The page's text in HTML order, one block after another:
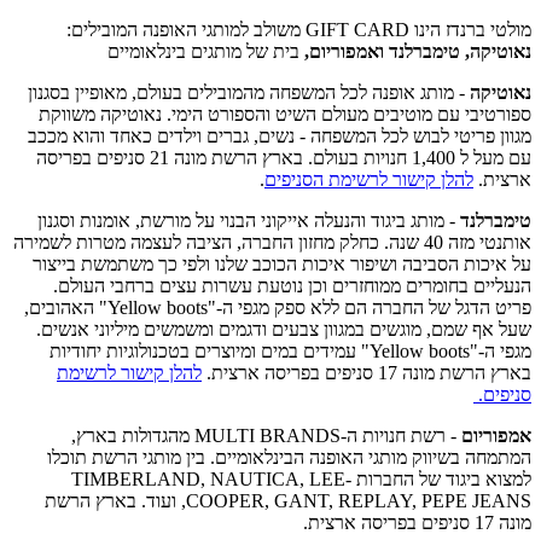
מולטי ברנדז הינו GIFT CARD משולב למותגי האופנה המובילים:
נאוטיקה, טימברלנד ואמפוריום, בית של מותגים בינלאומיים
נאוטיקה - מותג אופנה לכל המשפחה מהמובילים בעולם, מאופיין בסגנון
ספורטיבי עם מוטיבים מעולם השיט והספורט הימי. נאוטיקה משווקת
מגוון פריטי לבוש לכל המשפחה - נשים, גברים וילדים כאחד והוא מככב
עם מעל ל 1,400 חנויות בעולם. בארץ הרשת מונה 21 סניפים בפריסה
ארצית. להלן קישור לרשימת הסניפים.
טימברלנד - מותג ביגוד והנעלה אייקוני הבנוי על מורשת, אומנות וסגנון
אותנטי מזה 40 שנה. כחלק מחזון החברה, הציבה לעצמה מטרות לשמירה
על איכות הסביבה ושיפור איכות הכוכב שלנו ולפי כך משתמשת בייצור
הנעליים בחומרים ממוחזרים וכן נוטעת עשרות עצים ברחבי העולם.
פריט הדגל של החברה הם ללא ספק מגפי ה-"Yellow boots" האהובים,
שעל אף שמם, מוגשים במגוון צבעים ודגמים ומשמשים מיליוני אנשים.
מגפי ה-"Yellow boots" עמידים במים ומיוצרים בטכנולוגיות יחודיות
בארץ הרשת מונה 17 סניפים בפריסה ארצית.
להלן קישור לרשימת
סניפים.
אמפוריום
- רשת חנויות ה-MULTI BRANDS מהגדולות בארץ,
המתמחה בשיווק מותגי האופנה הבינלאומיים. בין מותגי הרשת תוכלו
למצוא ביגוד של החברות TIMBERLAND, NAUTICA, LEE-
COOPER, GANT, REPLAY, PEPE JEANS, ועוד. בארץ הרשת
מונה 17 סניפים בפריסה ארצית.